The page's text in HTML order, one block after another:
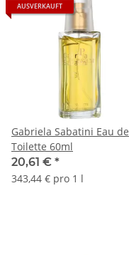
AUSVERKAUFT
Gabriela Sabatini Eau de
Toilette 60ml
20,61 € *
343,44 € pro 1 l